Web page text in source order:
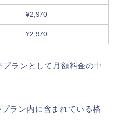
¥2,970
¥2,970
ランとして月額料金の中
ラン内に含まれている格